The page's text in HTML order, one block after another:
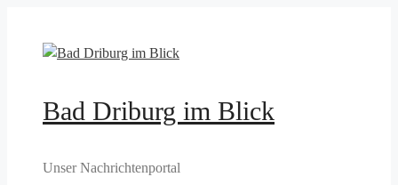
springen
Bad Driburg im Blick
Unser Nachrichtenportal